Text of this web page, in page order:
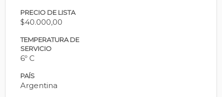
PRECIO DE LISTA
$40.000,00
TEMPERATURA DE
SERVICIO
6º C
PAÍS
Argentina